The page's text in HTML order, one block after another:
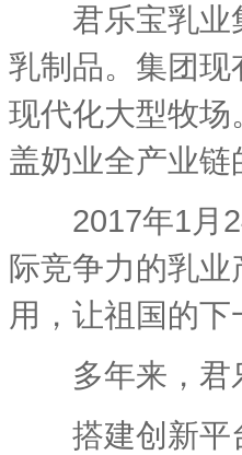
君乐宝乳业集
乳制品。集团
现代化大型牧
盖奶业全产业
2017年1月24
际竞争力的乳
用，让祖国的下
多年来，君乐
搭建创新平台